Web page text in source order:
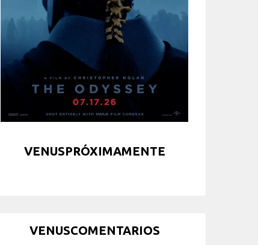
VENUSPRÓXIMAMENTE
VENUSCOMENTARIOS